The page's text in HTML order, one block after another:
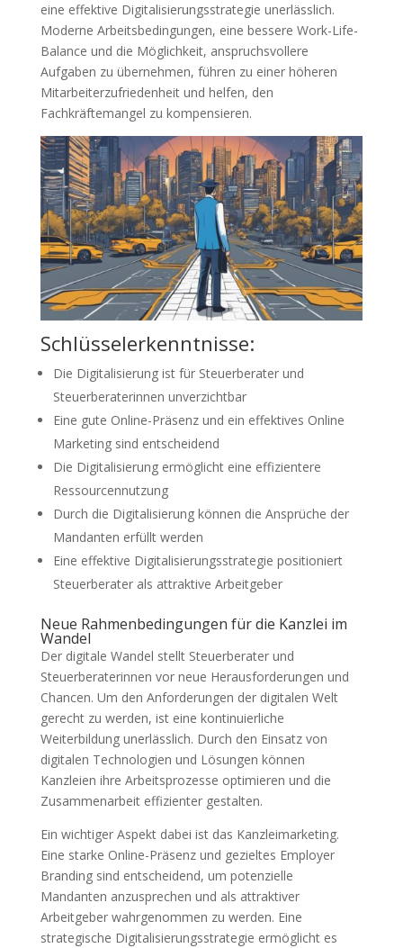
eine effektive Digitalisierungsstrategie unerlässlich.
Moderne Arbeitsbedingungen, eine bessere Work-Life-
Balance und die Möglichkeit, anspruchsvollere
Aufgaben zu übernehmen, führen zu einer höheren
Mitarbeiterzufriedenheit und helfen, den
Fachkräftemangel zu kompensieren.
Schlüsselerkenntnisse:
Die Digitalisierung ist für Steuerberater und
Steuerberaterinnen unverzichtbar
Eine gute Online-Präsenz und ein effektives Online
Marketing sind entscheidend
Die Digitalisierung ermöglicht eine effizientere
Ressourcennutzung
Durch die Digitalisierung können die Ansprüche der
Mandanten erfüllt werden
Eine effektive Digitalisierungsstrategie positioniert
Steuerberater als attraktive Arbeitgeber
Neue Rahmenbedingungen für die Kanzlei im
Wandel
Der digitale Wandel stellt Steuerberater und
Steuerberaterinnen vor neue Herausforderungen und
Chancen. Um den Anforderungen der digitalen Welt
gerecht zu werden, ist eine kontinuierliche
Weiterbildung unerlässlich. Durch den Einsatz von
digitalen Technologien und Lösungen können
Kanzleien ihre Arbeitsprozesse optimieren und die
Zusammenarbeit effizienter gestalten.
Ein wichtiger Aspekt dabei ist das Kanzleimarketing.
Eine starke Online-Präsenz und gezieltes Employer
Branding sind entscheidend, um potenzielle
Mandanten anzusprechen und als attraktiver
Arbeitgeber wahrgenommen zu werden. Eine
strategische Digitalisierungsstrategie ermöglicht es